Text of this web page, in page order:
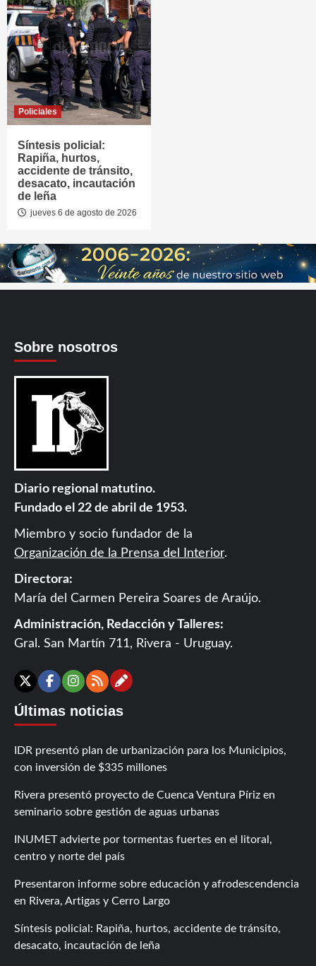
Policiales
Síntesis policial:
Rapiña, hurtos,
accidente de tránsito,
desacato, incautación
de leña
jueves 6 de agosto de 2026
Sobre nosotros
Diario regional matutino.
Fundado el 22 de abril de 1953.
Miembro y socio fundador de la
Organización de la Prensa del Interior.
Directora:
María del Carmen Pereira Soares de Araújo.
Administración, Redacción y Talleres:
Gral. San Martín 711, Rivera - Uruguay.
X Facebook
Instagram
RSSContáctanos
Últimas noticias
IDR presentó plan de urbanización para los Municipios,
con inversión de $335 millones
Rivera presentó proyecto de Cuenca Ventura Píriz en
seminario sobre gestión de aguas urbanas
INUMET advierte por tormentas fuertes en el litoral,
centro y norte del país
Presentaron informe sobre educación y afrodescendencia
en Rivera, Artigas y Cerro Largo
Síntesis policial: Rapiña, hurtos, accidente de tránsito,
desacato, incautación de leña